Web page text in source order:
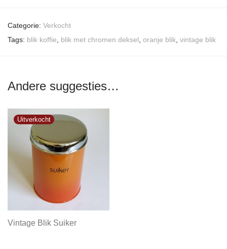
Categorie: Verkocht
Tags: blik koffie blik met chromen deksel oranje blik vintage blik
Andere suggesties…
Vintage Blik Suiker